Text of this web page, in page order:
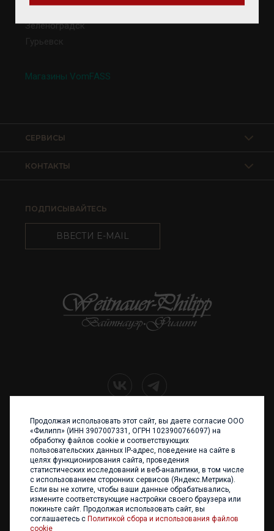
Зеленоградск
Гурьевск
Магазины VomFASS
КОНТАКТЫ
СЕРВИСЫ
ПОДПИСЫВАЙТЕСЬ
ВВЕСТИ E-MAIL
+7 (4012) 960 898
236017 Калининград,
ул. Каштановая аллея, 47
Телефон: +7 4012 960 898,
+7 4012 960 856
Написать нам
Продолжая использовать этот сайт, вы даете согласие ООО
«Филипп» (ИНН 3907007331, ОГРН 1023900766097) на
обработку файлов cookie и соответствующих
пользовательских данных IP-адрес, поведение на сайте в
целях функционирования сайта, проведения
статистических исследований и веб-аналитики, в том числе
с использованием сторонних сервисов (Яндекс.Метрика).
Если вы не хотите, чтобы ваши данные обрабатывались,
измените соответствующие настройки своего браузера или
покиньте сайт. Продолжая использовать сайт, вы
соглашаетесь с Политикой сбора и использования файлов
cookie